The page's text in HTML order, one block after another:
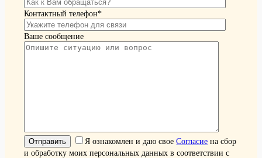
Контактный телефон*
Ваше сообщение
Я ознакомлен и даю своеСогласие на сбор
и обработку моих персональных данных в соответствии с